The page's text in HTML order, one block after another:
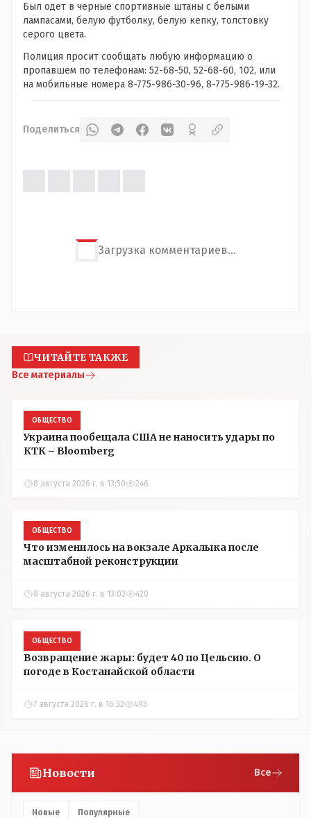
Был одет в черные спортивные штаны с белыми
лампасами, белую футболку, белую кепку, толстовку
серого цвета.
Полиция просит сообщать любую информацию о
пропавшем по телефонам: 52-68-50, 52-68-60, 102, или
на мобильные номера 8-775-986-30-96, 8-775-986-19-32.
Поделиться
Загрузка комментариев...
ЧИТАЙТЕ ТАКЖЕ
Все материалы
ОБЩЕСТВО
Украина пообещала США не наносить удары по
КТК – Bloomberg
8 августа 2026 г. в 13:50 246
ОБЩЕСТВО
Что изменилось на вокзале Аркалыка после
масштабной реконструкции
8 августа 2026 г. в 13:02 420
ОБЩЕСТВО
Возвращение жары: будет 40 по Цельсию. О
погоде в Костанайской области
7 августа 2026 г. в 16:32 493
Новости Все
Новые Популярные